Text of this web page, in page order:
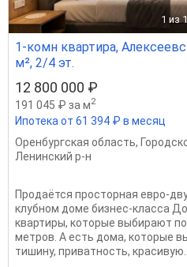
1 из
1-комн квартира,
м², 2/4 эт.
12 800 000 ₽
191 045 ₽ за м2
Ипотека от 61 394 ₽ в месяц
Оренбургская область,
Ленинский р-н
Продаётся просторная евро-
клубном доме бизнес-класса
квартиры, которые выбирают
метров. А есть дома, которые
тишину, приватность, красивую...